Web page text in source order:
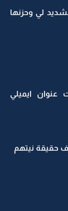
لي وحزنها
عنوان ايميلي
حقيقة نيتهم